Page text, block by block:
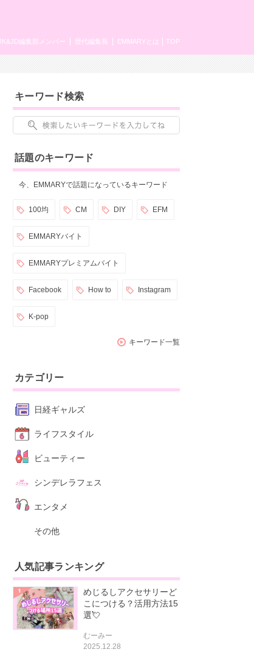
TOP
EMMARYとは
歴代編集長
編集部メンバー
キーワード検索
話題のキーワード
今、EMMARYで話題になっているキーワード
100均 CM DIY EFM
EMMARYバイト
EMMARYプレミアムバイト
Facebook How to Instagram
K-pop
キーワード一覧
カテゴリー
日経ギャルズ
ライフスタイル
ビューティー
シンデレラフェス
エンタメ
その他
人気記事ランキング
めじるしアクセサリーど
こにつける？活用方法15
選💘
むーみー
2025.12.28